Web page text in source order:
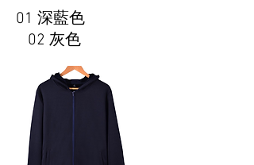
01 深藍色
02 灰色